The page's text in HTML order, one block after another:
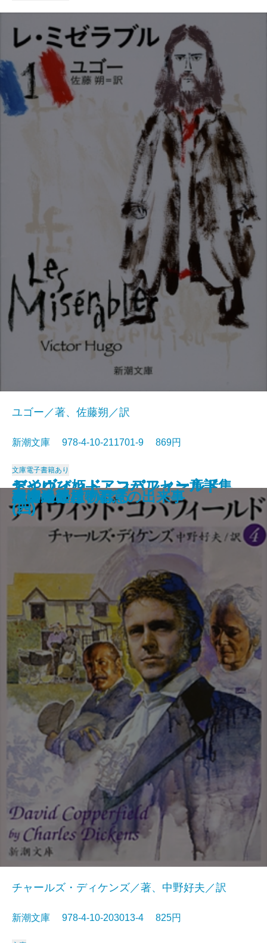
桜の園・三人姉妹
レ・ミゼラブル〔三〕
レ・ミゼラブル〔四〕
俘虜記
白雪姫―グリム童話集I―
海からの贈物
おやゆび姫―アンデルセン童話集
(II)―
レ・ミゼラブル〔二〕
アメリカン・スクール
レ・ミゼラブル〔一〕
ユゴー／著、佐藤朔／訳
新潮文庫 978-4-10-211701-9 869円
文庫電子書籍あり
デイヴィッド・コパフィールド
(四)
チャールズ・ディケンズ／著、中野好夫／訳
新潮文庫 978-4-10-203013-4 825円
砂の上の植物群
デイヴィッド・コパフィールド
(三)
風濤
デイヴィッド・コパフィールド
(二)
デイヴィッド・コパフィールド
(一)
エミリーはのぼる
娼婦の部屋・不意の出来事
夏の終り
虚空遍歴〔下〕